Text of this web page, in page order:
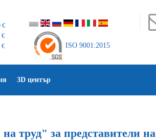
€
€
€
ISO 9001:2015
3D център
труд" за представители на